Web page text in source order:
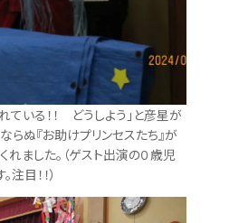
ている！！ どうしよう」と彦星が
らぬ『お助けプリンセスたち』が
れました。（ゲスト出演の０歳児
目！！）